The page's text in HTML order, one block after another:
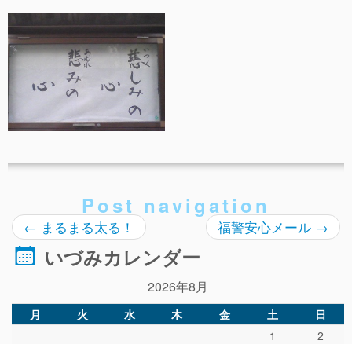
通園について
事故や怪我について
卒園児進路
お知らせ
園生活ブログ
2歳児クラス(ももたろうクラブ)
募集概要(2歳児クラス)
保育料について
園生活ブログ(2歳児クラス)
Post navigation
← まるまる太る！ 福警安心メール →
いづみカレンダー
2026年8月
月 火 水 木 金 土 日
1
2